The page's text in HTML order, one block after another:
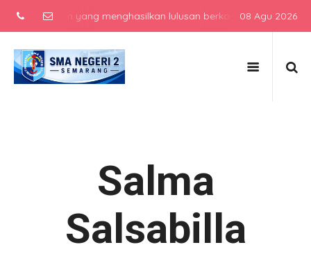
unggulan yang menghasilkan lulusan berkarakter,08 Agu 2026
Salma
Salsabilla